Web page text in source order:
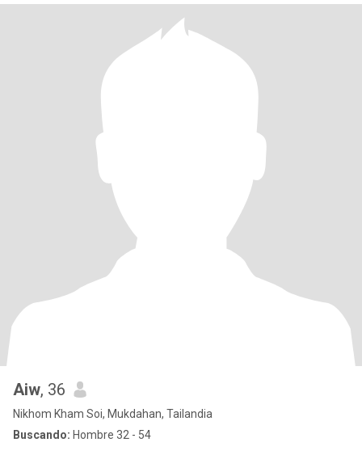
Aiw, 36
Nikhom Kham Soi, Mukdahan, Tailandia
Buscando: Hombre 32 - 54